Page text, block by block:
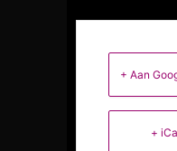
+ Aan
+